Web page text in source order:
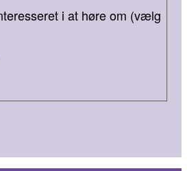
i at høre om (vælg